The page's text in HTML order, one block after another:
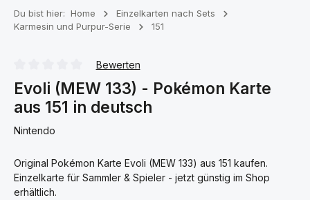
Einzelkarten direkt aus Deutschland. Deine Bestellung wird
sorgfältig geprüft, sicher verpackt und zuverlässig
schnell und in einwandfreiem Zustand bei dir an.
GRATIS POKÉMON KARTEN AB 25€ &
25€ und 50€ Einkaufswert!
Du bist hier: Home
Einzelkarten nach Sets
Karmesin und Purpur-Serie
151
Durchschnittliche Bewertung von 0 von 5 Sternen
Bewerten
Evoli (MEW 133) - Pokémon Karte
aus 151 in deutsch
Nintendo
Original Pokémon Karte Evoli (MEW 133) aus 151 kaufen.
Einzelkarte für Sammler & Spieler - jetzt günstig im Shop
erhältlich.